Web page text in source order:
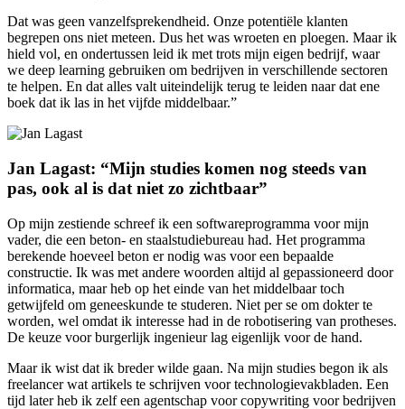
Dat was geen vanzelfsprekendheid. Onze potentiële klanten
begrepen ons niet meteen. Dus het was wroeten en ploegen. Maar ik
hield vol, en ondertussen leid ik met trots mijn eigen bedrijf, waar
we deep learning gebruiken om bedrijven in verschillende sectoren
te helpen. En dat alles valt uiteindelijk terug te leiden naar dat ene
boek dat ik las in het vijfde middelbaar.”
Jan Lagast: “Mijn studies komen nog steeds van
pas, ook al is dat niet zo zichtbaar”
Op mijn zestiende schreef ik een softwareprogramma voor mijn
vader, die een beton- en staalstudiebureau had. Het programma
berekende hoeveel beton er nodig was voor een bepaalde
constructie. Ik was met andere woorden altijd al gepassioneerd door
informatica, maar heb op het einde van het middelbaar toch
getwijfeld om geneeskunde te studeren. Niet per se om dokter te
worden, wel omdat ik interesse had in de robotisering van protheses.
De keuze voor burgerlijk ingenieur lag eigenlijk voor de hand.
Maar ik wist dat ik breder wilde gaan. Na mijn studies begon ik als
freelancer wat artikels te schrijven voor technologievakbladen. Een
tijd later heb ik zelf een agentschap voor copywriting voor bedrijven